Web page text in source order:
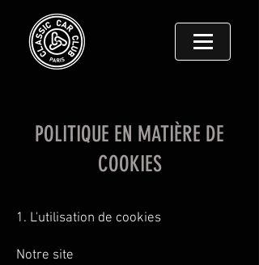
POLITIQUE EN MATIÈRE DE
COOKIES
1. L'utilisation de cookies
Notre site